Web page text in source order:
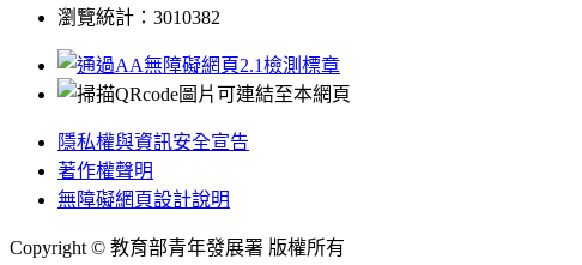
瀏覽統計：3010382
隱私權與資訊安全宣告
著作權聲明
無障礙網頁設計說明
Copyright © 教育部青年發展署 版權所有